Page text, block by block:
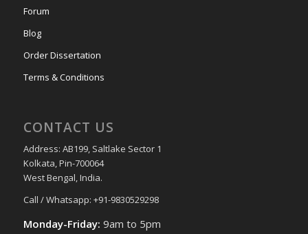
Forum
Blog
Order Dissertation
Terms & Conditions
CONTACT US
Address: AB199, Saltlake Sector 1
Kolkata, Pin-700064
West Bengal, India.
Call / Whatsapp: +91-9830529298
Monday-Friday: 9am to 5pm